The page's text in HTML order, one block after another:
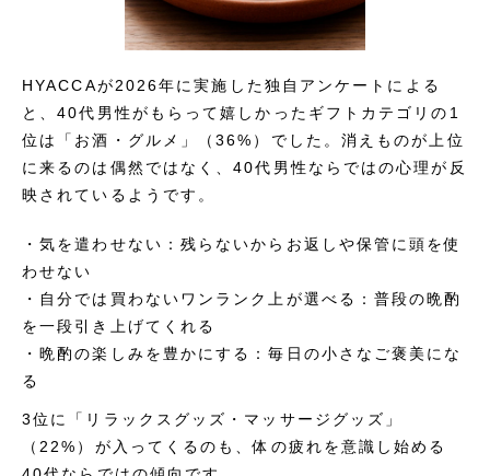
HYACCAが2026年に実施した独自アンケートによる
と、40代男性がもらって嬉しかったギフトカテゴリの1
位は「お酒・グルメ」（36%）でした。消えものが上位
に来るのは偶然ではなく、40代男性ならではの心理が反
映されているようです。
・気を遣わせない：残らないからお返しや保管に頭を使
わせない
・自分では買わないワンランク上が選べる：普段の晩酌
を一段引き上げてくれる
・晩酌の楽しみを豊かにする：毎日の小さなご褒美にな
る
3位に「リラックスグッズ・マッサージグッズ」
（22%）が入ってくるのも、体の疲れを意識し始める